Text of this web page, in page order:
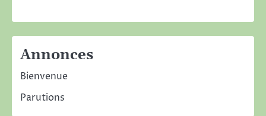
Annonces
Bienvenue
Parutions